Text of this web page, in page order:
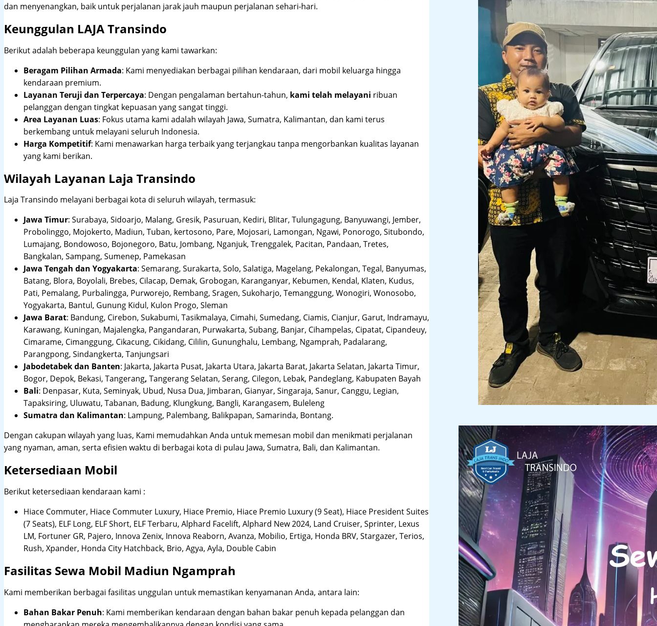
dan menyenangkan, baik untuk perjalanan jarak jauh maupun perjalanan sehari-hari.
Keunggulan LAJA Transindo
Berikut adalah beberapa keunggulan yang kami tawarkan:
Beragam Pilihan Armada: Kami menyediakan berbagai pilihan kendaraan, dari mobil keluarga hingga
kendaraan premium.
Layanan Teruji dan Terpercaya: Dengan pengalaman bertahun-tahun, kami telah melayani ribuan
pelanggan dengan tingkat kepuasan yang sangat tinggi.
Area Layanan Luas: Fokus utama kami adalah wilayah Jawa, Sumatra, Kalimantan, dan kami terus
berkembang untuk melayani seluruh Indonesia.
Harga Kompetitif: Kami menawarkan harga terbaik yang terjangkau tanpa mengorbankan kualitas layanan
yang kami berikan.
Wilayah Layanan Laja Transindo
Laja Transindo melayani berbagai kota di seluruh wilayah, termasuk:
Jawa Timur: Surabaya, Sidoarjo, Malang, Gresik, Pasuruan, Kediri, Blitar, Tulungagung, Banyuwangi, Jember,
Probolinggo, Mojokerto, Madiun, Tuban, kertosono, Pare, Mojosari, Lamongan, Ngawi, Ponorogo, Situbondo,
Lumajang, Bondowoso, Bojonegoro, Batu, Jombang, Nganjuk, Trenggalek, Pacitan, Pandaan, Tretes,
Bangkalan, Sampang, Sumenep, Pamekasan
Jawa Tengah dan Yogyakarta: Semarang, Surakarta, Solo, Salatiga, Magelang, Pekalongan, Tegal, Banyumas,
Batang, Blora, Boyolali, Brebes, Cilacap, Demak, Grobogan, Karanganyar, Kebumen, Kendal, Klaten, Kudus,
Pati, Pemalang, Purbalingga, Purworejo, Rembang, Sragen, Sukoharjo, Temanggung, Wonogiri, Wonosobo,
Yogyakarta, Bantul, Gunung Kidul, Kulon Progo, Sleman
Jawa Barat: Bandung, Cirebon, Sukabumi, Tasikmalaya, Cimahi, Sumedang, Ciamis, Cianjur, Garut, Indramayu,
Karawang, Kuningan, Majalengka, Pangandaran, Purwakarta, Subang, Banjar, Cihampelas, Cipatat, Cipandeuy,
Cimarame, Cimanggung, Cikacung, Cikidang, Cililin, Gununghalu, Lembang, Ngamprah, Padalarang,
Parangpong, Sindangkerta, Tanjungsari
Jabodetabek dan Banten: Jakarta, Jakarta Pusat, Jakarta Utara, Jakarta Barat, Jakarta Selatan, Jakarta Timur,
Bogor, Depok, Bekasi, Tangerang, Tangerang Selatan, Serang, Cilegon, Lebak, Pandeglang, Kabupaten Bayah
Bali: Denpasar, Kuta, Seminyak, Ubud, Nusa Dua, Jimbaran, Gianyar, Singaraja, Sanur, Canggu, Legian,
Tapaksiring, Uluwatu, Tabanan, Badung, Klungkung, Bangli, Karangasem, Buleleng
Sumatra dan Kalimantan: Lampung, Palembang, Balikpapan, Samarinda, Bontang.
Dengan cakupan wilayah yang luas, Kami memudahkan Anda untuk memesan mobil dan menikmati perjalanan
yang nyaman, aman, serta efisien waktu di berbagai kota di pulau Jawa, Sumatra, Bali, dan Kalimantan.
Ketersediaan Mobil
Berikut ketersediaan kendaraan kami :
Hiace Commuter, Hiace Commuter Luxury, Hiace Premio, Hiace Premio Luxury (9 Seat), Hiace President Suites
(7 Seats), ELF Long, ELF Short, ELF Terbaru, Alphard Facelift, Alphard New 2024, Land Cruiser, Sprinter, Lexus
LM, Fortuner GR, Pajero, Innova Zenix, Innova Reaborn, Avanza, Mobilio, Ertiga, Honda BRV, Stargazer, Terios,
Rush, Xpander, Honda City Hatchback, Brio, Agya, Ayla, Double Cabin
Fasilitas Sewa Mobil Madiun Ngamprah
Kami memberikan berbagai fasilitas unggulan untuk memastikan kenyamanan Anda, antara lain:
Bahan Bakar Penuh: Kami memberikan kendaraan dengan bahan bakar penuh kepada pelanggan dan